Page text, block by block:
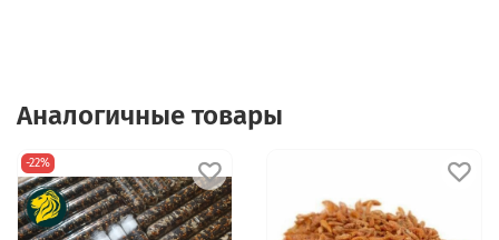
Аналогичные товары
-22%